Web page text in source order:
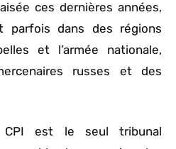
ces dernières années,
parfois dans des régions
et l’armée nationale,
russes et des
est le seul tribunal